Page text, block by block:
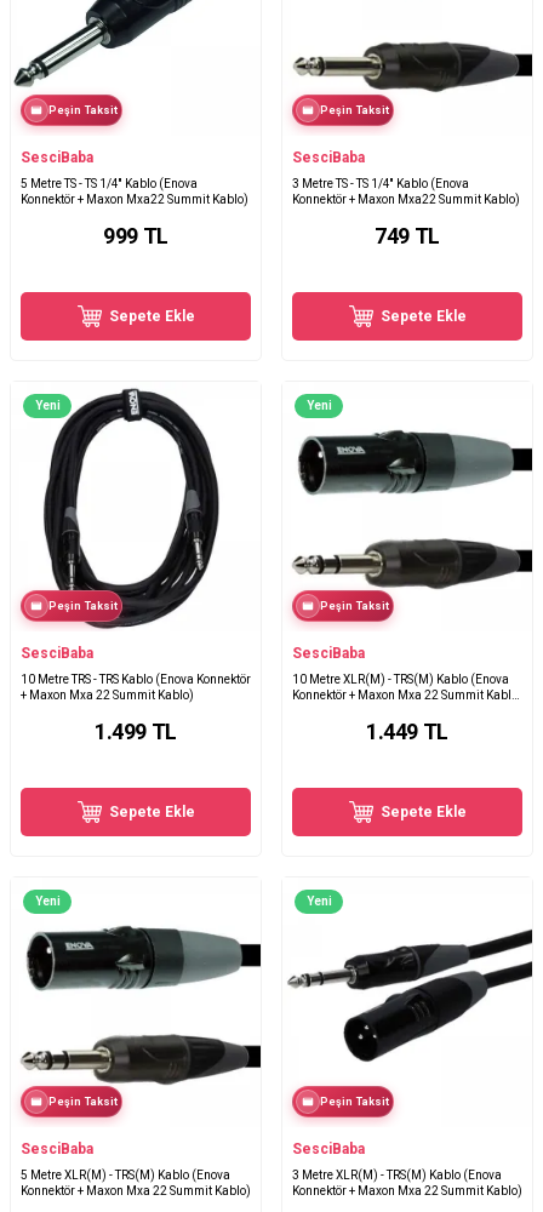
Peşin Taksit
SesciBaba
5 Metre TS - TS 1/4'' Kablo (Enova
Konnektör + Maxon Mxa22 Summit Kablo)
999 TL
Sepete Ekle
Peşin Taksit
SesciBaba
3 Metre TS - TS 1/4'' Kablo (Enova
Konnektör + Maxon Mxa22 Summit Kablo)
749 TL
Sepete Ekle
Yeni
Peşin Taksit
SesciBaba
10 Metre TRS - TRS Kablo (Enova Konnektör
+ Maxon Mxa 22 Summit Kablo)
1.499 TL
Sepete Ekle
Yeni
Peşin Taksit
SesciBaba
10 Metre XLR(M) - TRS(M) Kablo (Enova
Konnektör + Maxon Mxa 22 Summit Kablo)
1.449 TL
Sepete Ekle
Yeni
Peşin Taksit
SesciBaba
5 Metre XLR(M) - TRS(M) Kablo (Enova
Konnektör + Maxon Mxa 22 Summit Kablo)
Yeni
Peşin Taksit
SesciBaba
3 Metre XLR(M) - TRS(M) Kablo (Enova
Konnektör + Maxon Mxa 22 Summit Kablo)